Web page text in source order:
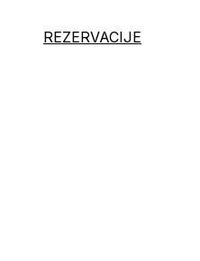
REZERVACIJE